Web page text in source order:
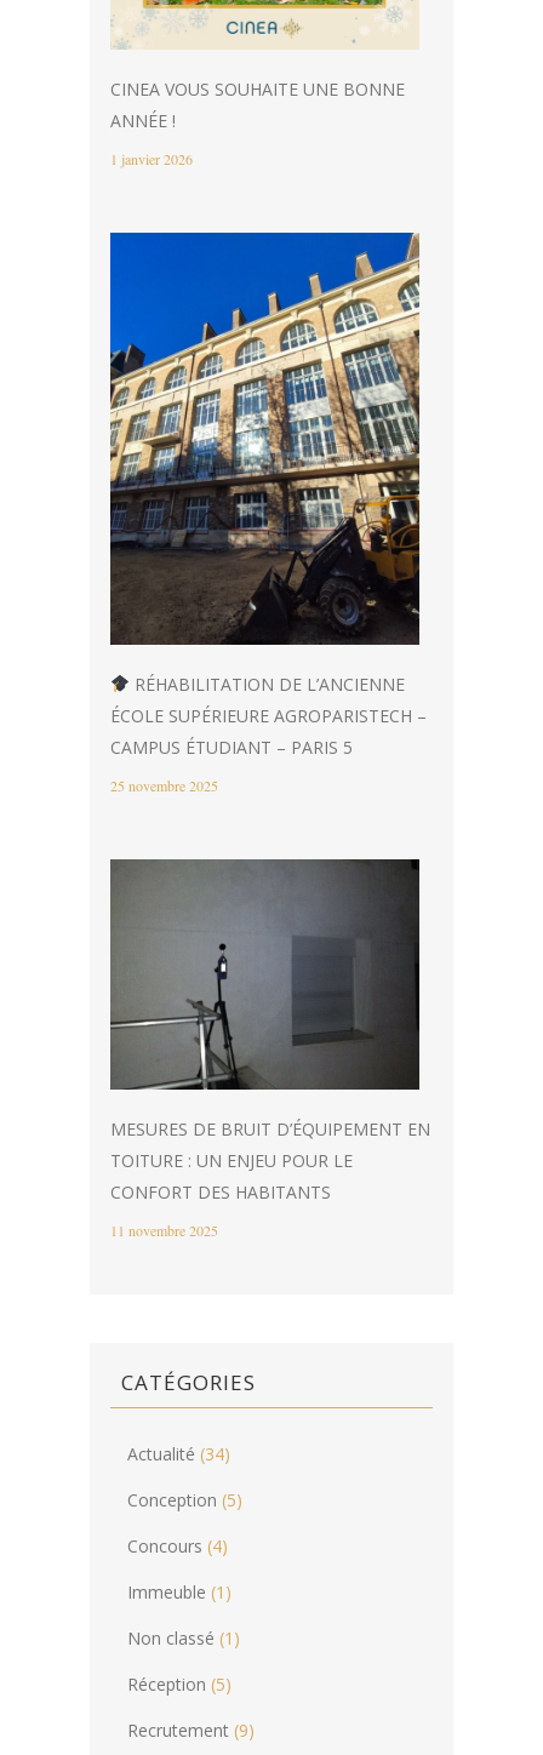
CINEA VOUS SOUHAITE UNE BONNE
ANNÉE !
1 janvier 2026
RÉHABILITATION DE L’ANCIENNE
ÉCOLE SUPÉRIEURE AGROPARISTECH –
CAMPUS ÉTUDIANT – PARIS 5
25 novembre 2025
MESURES DE BRUIT D’ÉQUIPEMENT EN
TOITURE : UN ENJEU POUR LE
CONFORT DES HABITANTS
11 novembre 2025
CATÉGORIES
Actualité (34)
Conception (5)
Concours (4)
Immeuble (1)
Non classé (1)
Réception (5)
Recrutement (9)